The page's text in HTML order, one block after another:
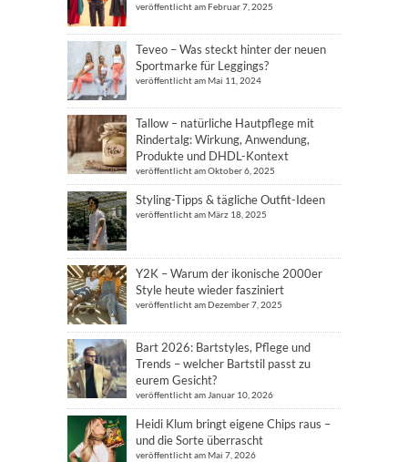
veröffentlicht am Februar 7, 2025
Teveo – Was steckt hinter der neuen
Sportmarke für Leggings?
veröffentlicht am Mai 11, 2024
Tallow – natürliche Hautpflege mit
Rindertalg: Wirkung, Anwendung,
Produkte und DHDL-Kontext
veröffentlicht am Oktober 6, 2025
Styling-Tipps & tägliche Outfit-Ideen
veröffentlicht am März 18, 2025
Y2K – Warum der ikonische 2000er
Style heute wieder fasziniert
veröffentlicht am Dezember 7, 2025
Bart 2026: Bartstyles, Pflege und
Trends – welcher Bartstil passt zu
eurem Gesicht?
veröffentlicht am Januar 10, 2026
Heidi Klum bringt eigene Chips raus –
und die Sorte überrascht
veröffentlicht am Mai 7, 2026